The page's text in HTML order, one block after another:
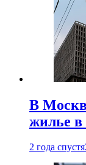
В
жилье в
2 года спустя